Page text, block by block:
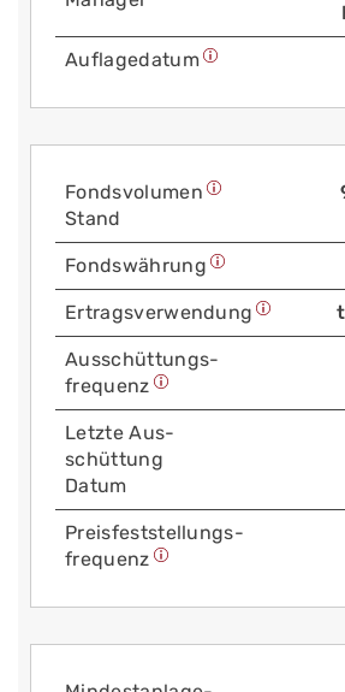
Auflage­datum
Fonds­volumen
Stand
Fonds­währung
Ertrags­verwendung
Aus­schüttungs­
frequenz
Letzte Aus­
schüttung
Datum
Preis­fest­stellungs­
frequenz